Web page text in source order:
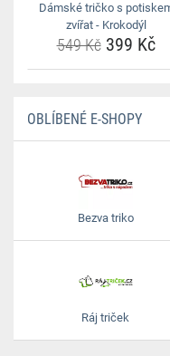
Dámské tričko s
zvířat - Krokodýl
549 Kč399 Kč
OBLÍBENÉ E-SHOPY
Bezva triko
Ráj triček